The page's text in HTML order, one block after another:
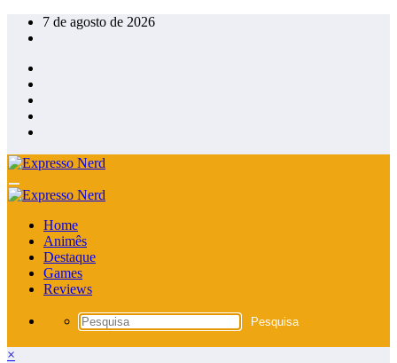
Pular
para
conteúdo
7 de agosto de 2026
Home
Animês
Destaque
Games
Reviews
×